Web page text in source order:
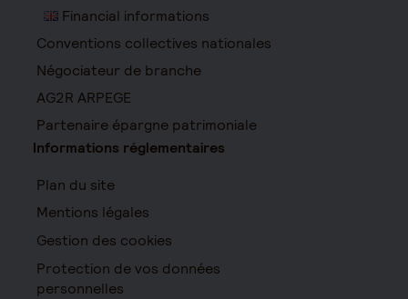
Financial informations
Conventions collectives nationales
Négociateur de branche
AG2R ARPEGE
Partenaire épargne patrimoniale
Informations réglementaires
Plan du site
Mentions légales
Gestion des cookies
Protection de vos données
personnelles